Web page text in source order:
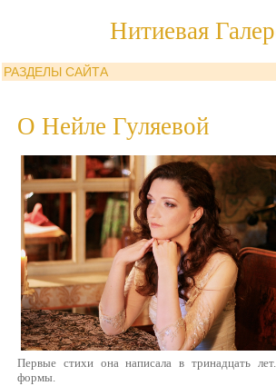
Нитиевая
РАЗДЕЛЫ САЙТА
О Нейле Гуляевой
Первые стихи она написала в тринадцать
формы.